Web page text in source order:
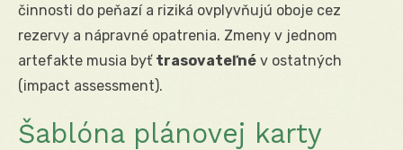
činnosti do peňazí a riziká ovplyvňujú oboje cez
rezervy a nápravné opatrenia. Zmeny v jednom
artefakte musia byť trasovateľné v ostatných
(impact assessment).
Šablóna plánovej karty